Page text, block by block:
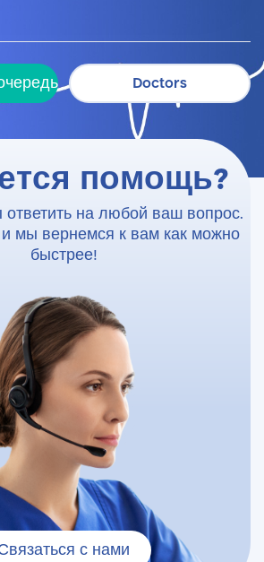
Doctors
помощь?
на любой ваш вопрос.
мы вернемся к вам как можно
быстрее!
с нами